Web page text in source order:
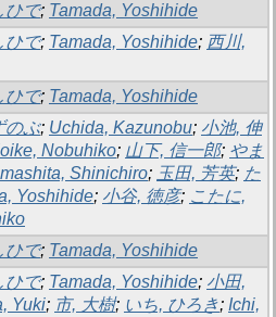
ひで; Tamada, Yoshihide
ひで; Tamada, Yoshihide; 西川,
ひで; Tamada, Yoshihide
のぶ; Uchida, Kazunobu; 小池, 伸
Nobuhiko; 山下, 信一郎; やま
Shinichiro; 玉田, 芳英; た
Yoshihide; 小谷, 徳彦; こたに,
ひで; Tamada, Yoshihide
ひで; Tamada, Yoshihide; 小田,
Yuki; 市, 大樹; いち, ひろき; Ichi,